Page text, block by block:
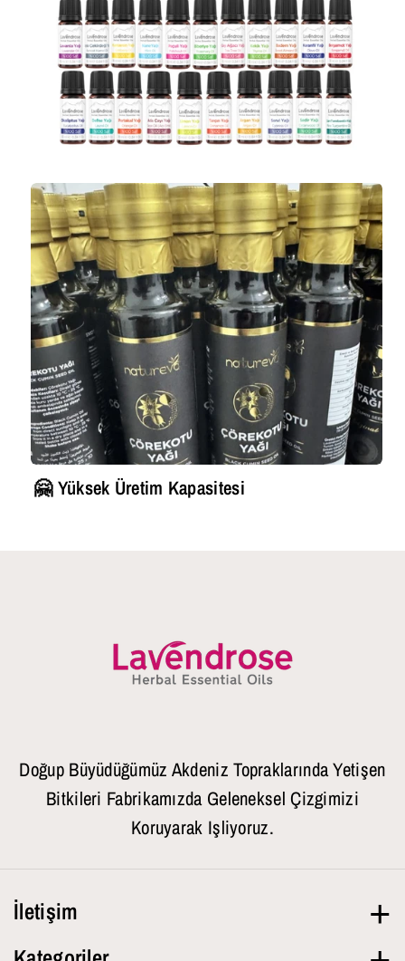
🤗 Yüksek Üretim Kapasitesi
Doğup Büyüdüğümüz Akdeniz Topraklarında Yetişen
Bitkileri Fabrikamızda Geleneksel Çizgimizi
Koruyarak Işliyoruz.
İletişim
Hafta İçi 09.00-18.00